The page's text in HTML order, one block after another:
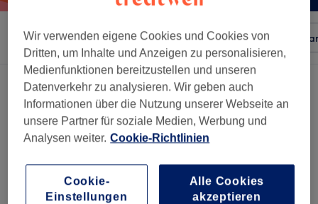
Sortieren nach Beliebiger Preis Besonderheiten
2 Salons die anbieten:
therapeutische massagen in der Nähe von Ostbahnhof, München
Wir verwenden eigene Cookies und Cookies von
Dritten, um Inhalte und Anzeigen zu personalisieren,
Medienfunktionen bereitzustellen und unseren
Datenverkehr zu analysieren. Wir geben auch
Informationen über die Nutzung unserer Webseite an
unsere Partner für soziale Medien, Werbung und
Analysen weiter. Cookie-Richtlinien
Cookie-
Einstellungen
Alle Cookies
akzeptieren